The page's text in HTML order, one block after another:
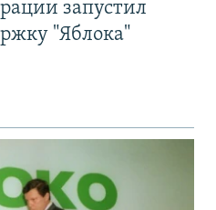
запустил
"Яблока"